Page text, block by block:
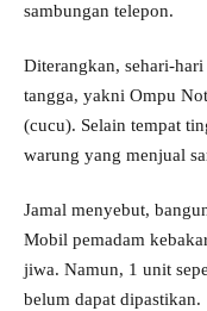
sambungan telepon.
Diterangkan, sehari-
tangga, yakni Ompu
(cucu). Selain tempat
warung yang menjual
Jamal menyebut,
Mobil pemadam
jiwa. Namun, 1 unit
belum dapat dipastikan.